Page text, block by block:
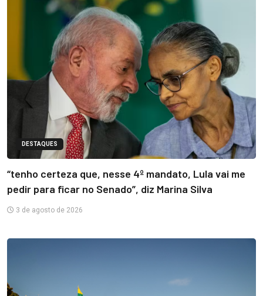
DESTAQUES
“tenho certeza que, nesse 4º mandato, Lula vai me
pedir para ficar no Senado”, diz Marina Silva
3 de agosto de 2026